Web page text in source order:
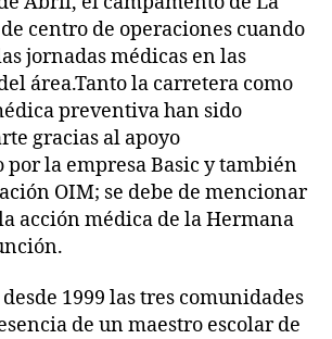
centro de operaciones cuando
jornadas médicas en las
área.Tanto la carretera como
preventiva han sido
gracias al apoyo
la empresa Basic y también
OIM; se debe de mencionar
acción médica de la Hermana
1999 las tres comunidades
de un maestro escolar de